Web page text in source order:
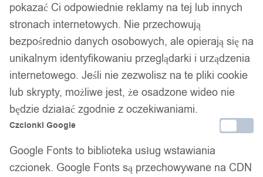
Kod produktu:F158 B
Dostępny w magazynie - szybka dostawa
Dodaj do koszyka
Zamówienia złożone do 14:00 w dni robocze wysyłamy tego
samego dnia.
Bezpieczne płatności
pokazać Ci odpowiednie reklamy na tej lub innych
stronach internetowych. Nie przechowują
bezpośrednio danych osobowych, ale opierają się na
unikalnym identyfikowaniu przeglądarki i urządzenia
internetowego. Jeśli nie zezwolisz na te pliki cookie
lub skrypty, możliwe jest, że osadzone wideo nie
będzie działać zgodnie z oczekiwaniami.
Czcionki Google
Google Fonts to biblioteka usług wstawiania
czcionek. Google Fonts są przechowywane na CDN